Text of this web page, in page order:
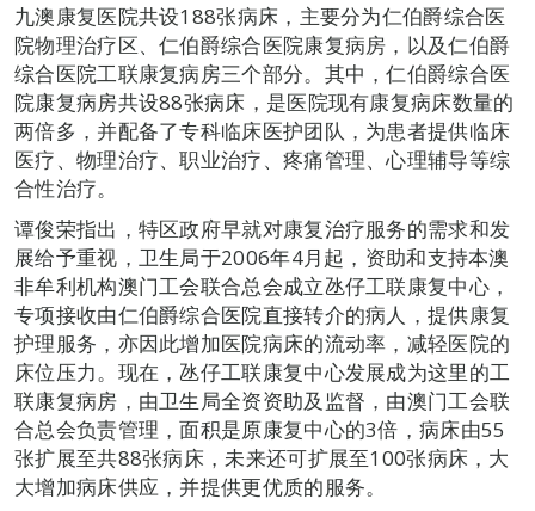
九澳康复医院共设188张病床，主要分为仁伯爵综合医
院物理治疗区、仁伯爵综合医院康复病房，以及仁伯爵
综合医院工联康复病房三个部分。其中，仁伯爵综合医
院康复病房共设88张病床，是医院现有康复病床数量的
两倍多，并配备了专科临床医护团队，为患者提供临床
医疗、物理治疗、职业治疗、疼痛管理、心理辅导等综
合性治疗。
谭俊荣指出，特区政府早就对康复治疗服务的需求和发
展给予重视，卫生局于2006年4月起，资助和支持本澳
非牟利机构澳门工会联合总会成立氹仔工联康复中心，
专项接收由仁伯爵综合医院直接转介的病人，提供康复
护理服务，亦因此增加医院病床的流动率，减轻医院的
床位压力。现在，氹仔工联康复中心发展成为这里的工
联康复病房，由卫生局全资资助及监督，由澳门工会联
合总会负责管理，面积是原康复中心的3倍，病床由55
张扩展至共88张病床，未来还可扩展至100张病床，大
大增加病床供应，并提供更优质的服务。